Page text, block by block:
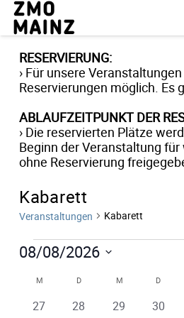
RESERVIERUNG:
› Für unsere
Reservierungen möglich. Es
ABLAUFZEITPUNKT DER
› Die reservierten Plätze
Beginn der Veranstaltung
ohne Reservierung
Kabarett
Veranstaltungen Kabarett
Veranstaltungen
08/08/2026
wählen.
Kalender
M MONTAGDDIENSTAGM MITTWOCH
D
0
27
0
28
0
29
0
30